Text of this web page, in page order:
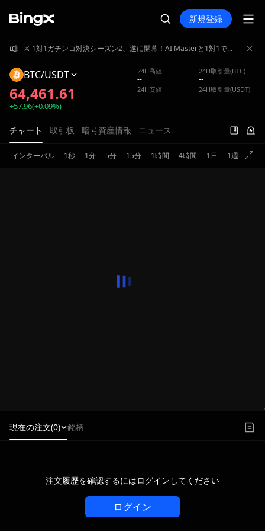
新規登録
BTC/USDT
64,461.61
+57.96(+0.09%)
24H高値
--
24H取引量(BTC)
--
24H安値
--
24H取引量(USDT)
--
チャート 取引板 暗号資産情報 ニュース
インターバル 1秒 1分 5分 15分 1時間 4時間 1日 1週
現在の注文(0) 銘柄
注文履歴を確認するにはログインしてください
ログイン